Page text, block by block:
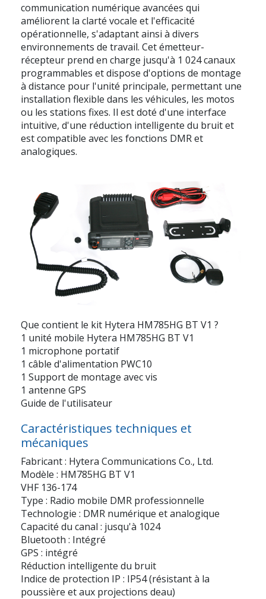
communication numérique avancées qui
améliorent la clarté vocale et l'efficacité
opérationnelle, s'adaptant ainsi à divers
environnements de travail. Cet émetteur-
récepteur prend en charge jusqu'à 1 024 canaux
programmables et dispose d'options de montage
à distance pour l'unité principale, permettant une
installation flexible dans les véhicules, les motos
ou les stations fixes. Il est doté d'une interface
intuitive, d'une réduction intelligente du bruit et
est compatible avec les fonctions DMR et
analogiques.
Que contient le kit Hytera HM785HG BT V1 ?
1 unité mobile Hytera HM785HG BT V1
1 microphone portatif
1 câble d'alimentation PWC10
1 Support de montage avec vis
1 antenne GPS
Guide de l'utilisateur
Caractéristiques techniques et
mécaniques
Fabricant : Hytera Communications Co., Ltd.
Modèle : HM785HG BT V1
VHF 136-174
Type : Radio mobile DMR professionnelle
Technologie : DMR numérique et analogique
Capacité du canal : jusqu'à 1024
Bluetooth : Intégré
GPS : intégré
Réduction intelligente du bruit
Indice de protection IP : IP54 (résistant à la
poussière et aux projections deau)